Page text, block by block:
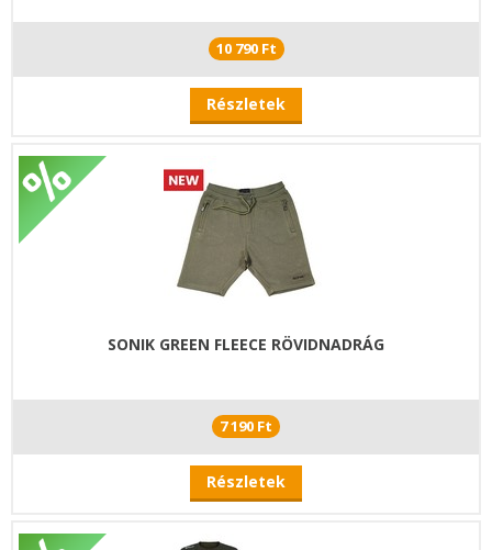
10 790 Ft
Részletek
SONIK GREEN FLEECE RÖVIDNADRÁG
7 190 Ft
Részletek